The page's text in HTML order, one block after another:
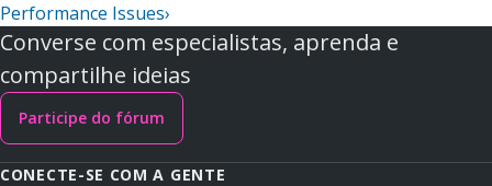
Performance Issues›
Converse com especialistas, aprenda e
compartilhe ideias
Participe do fórum
CONECTE-SE COM A GENTE